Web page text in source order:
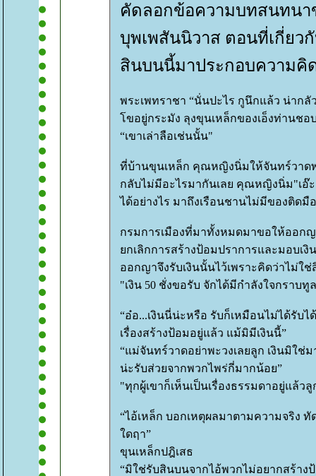
คัดลอกข้อความบทสนทนา
บุพเพสันนิวาส ตอนที่เกี่ยว
สินบนนี้มาประกอบความคิ
พระเพทราชา “นั่นปะไร กูนึกแล้ว น่ากลัวไอ้ก็องสตังซ์ประเคนของกำนัล
ขอยู่กระมัง ลุงขุนเหล็กของเอ็งท่านชอบ
“เขาเล่าลือเช่นนั้น"
ที่บ้านขุนเหล็ก คุณหญิงนิ่มให้จันทร์วาด
กลับไม่มีอะไรมากันเลย คุณหญิงนิ่ม"เอ๊
ได้อย่างไร มาถึงเรือนชานไม่มีของติด
กรมการเมืองที่มาทั้งหมดมาขอให้ออก
กเลิกการสร้างป้อมปราการและมอบเงิ
ออกญาจึงรับเงินนั้นไว้เพราะคิดว่าไม่ใช่
"เงิน 50 ชั่งขอรับ จักได้มีกำลังใจกราบ
“อ๋อ...เงินนี่น่ะหรือ รับก็เหมือนไม่ได้รับ
เรื่องสร้างป้อมอยู่แล้ว แม้มิมีเงินนี้”
“แม่จันทร์วาดอย่าพะวงเลยลูก เงินมิใช่
น่ะรับส่วยจากพวกไพร่กี่มากน้อย”
"ทุกผู้เขาก็เห็นเป็นเรื่องธรรมดาอยู่แล้ว
“ไอ้เหล็ก บอกเหตุผลมาตามความจริง ทัดทานไม่ให้กูสร้างป้อมเพราะเหตุ
ดฤา”
ขุนเหล็กปฎิเสธ
“มิใช่รับสินบนจากไอ้พวกไม่อยากสร้าง